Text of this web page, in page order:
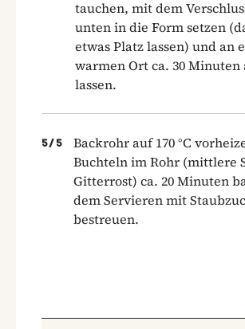
tauchen, mit dem
unten in die Form setzen
etwas Platz lassen) und an
warmen Ort ca. 30 Minuten
lassen.
5/ 5
Backrohr auf 170 °C
Buchteln im Rohr (mittlere
Gitterrost) ca. 20 Minuten
dem Servieren mit
bestreuen.